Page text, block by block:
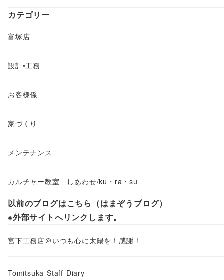
カテゴリー
富塚店
設計•工務
お客様係
家づくり
メンテナンス
カルチャー教室 しあわせ/ku・ra・su
以前のブログはこちら（はまぞうブログ）
※外部サイトへリンクします。
宮下工務店＠いつも心に太陽を！感謝！
Tomitsuka-Staff-Diary